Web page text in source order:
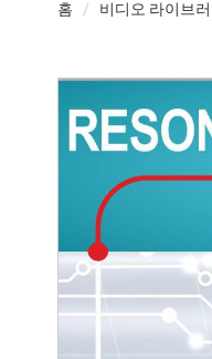
홈 비디오 라이브